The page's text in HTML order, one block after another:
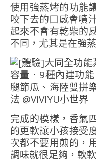
使用強蒸烤的功能
咬下去的口感會噴
起來不會有乾柴的
不同，尤其是在強
完成的模樣，香氣
的更軟讓小孩接受
次都不要用煎的，
調味就很足夠，軟